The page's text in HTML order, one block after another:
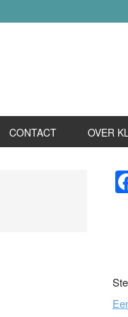
CONTACT OVER